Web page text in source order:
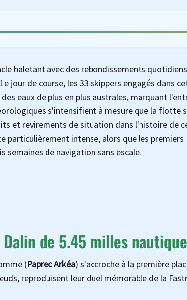
haletant avec des rebondissements
jour de course, les 33 skippers engagés dans
eaux de plus en plus australes, marquant
s'intensifient à mesure que la flotte
et revirements de situation dans l'histoire de
particulièrement intense, alors que les premiers
semaines de navigation sans escale.
de 5.45 milles
(Paprec Arkéa) s'accroche à la première
reproduisent leur duel mémorable de la